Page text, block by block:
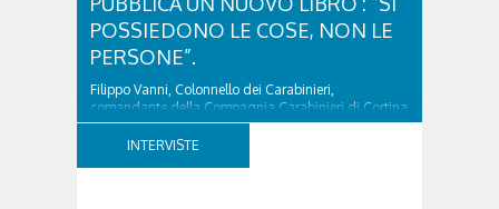
POSSIEDONO LE COSE, NON LE
PERSONE”.
Filippo Vanni, Colonnello dei Carabinieri,
comandante della Compagnia Carabinieri di Cortina
d’Ampezzo sino al 2010, esperto di legislazione
nazionale ed europea, è l’ideatore del progetto di
INTERVISTE